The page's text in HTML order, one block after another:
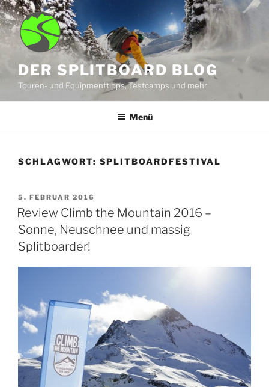
Zum
Inhalt
springen
DER SPLITBOARD BLOG
Touren- und Equipmenttipps, Testcamps und mehr
Menü
SCHLAGWORT: SPLITBOARDFESTIVAL
VERÖFFENTLICHT
AM
5. FEBRUAR 2016
Review Climb the Mountain 2016 –
Sonne, Neuschnee und massig
Splitboarder!